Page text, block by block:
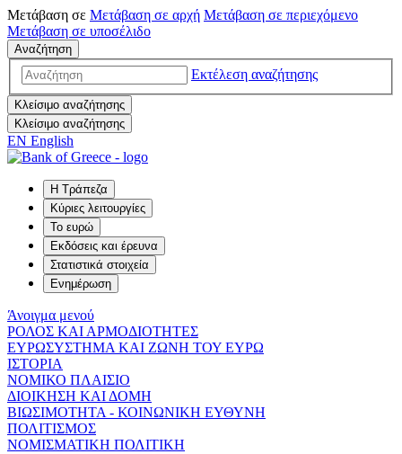
Μετάβαση σε Μετάβαση σε αρχή Μετάβαση σε περιεχόμενο
Μετάβαση σε υποσέλιδο
Αναζήτηση
Εκτέλεση αναζήτησης
Κλείσιμο αναζήτησης
Κλείσιμο αναζήτησης
EN English
Η Τράπεζα
Κύριες λειτουργίες
Το ευρώ
Εκδόσεις και έρευνα
Στατιστικά στοιχεία
Ενημέρωση
Άνοιγμα μενού
ΡΟΛΟΣ ΚΑΙ ΑΡΜΟΔΙΟΤΗΤΕΣ
ΕΥΡΩΣΥΣΤΗΜΑ ΚΑΙ ΖΩΝΗ ΤΟΥ ΕΥΡΩ
ΙΣΤΟΡΙΑ
ΝΟΜΙΚΟ ΠΛΑΙΣΙΟ
ΔΙΟΙΚΗΣΗ ΚΑΙ ΔΟΜΗ
ΒΙΩΣΙΜΟΤΗΤΑ - ΚΟΙΝΩΝΙΚΗ ΕΥΘΥΝΗ
ΠΟΛΙΤΙΣΜΟΣ
ΝΟΜΙΣΜΑΤΙΚΗ ΠΟΛΙΤΙΚΗ